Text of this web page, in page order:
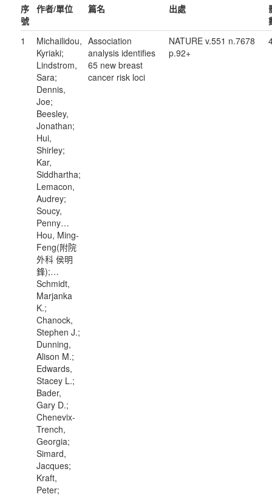
序
號
作者/單位 篇名 出處
1
Michailidou,
Kyriaki;
Lindstrom,
Sara;
Dennis,
Joe;
Beesley,
Jonathan;
Hui,
Shirley;
Kar,
Siddhartha;
Lemacon,
Audrey;
Soucy,
Penny…
Hou, Ming-
Feng(附院
外科 侯明
鋒);…
Schmidt,
Marjanka
K.;
Chanock,
Stephen J.;
Dunning,
Alison M.;
Edwards,
Stacey L.;
Bader,
Gary D.;
Chenevix-
Trench,
Georgia;
Simard,
Jacques;
Kraft,
Peter;
Association
analysis identifies
65 new breast
cancer risk loci
NATURE v.551 n.7678
p.92+